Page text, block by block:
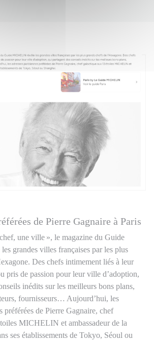
de Pierre Gagnaire à Paris
une ville », le magazine du Guide
grandes villes françaises par les plus
Des chefs intimement liés à leur
pris de passion pour leur ville d’adoption,
inédits sur les meilleurs bons plans,
fournisseurs… Aujourd’hui, les
préférées de Pierre Gagnaire, chef
MICHELIN et ambassadeur de la
ses établissements de Tokyo, Séoul ou